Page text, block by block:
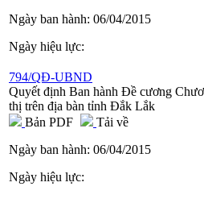
Ngày ban hành: 06/04/2015
Ngày hiệu lực:
794/QĐ-UBND
Quyết định Ban hành Đề cương
thị trên địa bàn tỉnh Đắk Lắk
Bản PDF
Tải về
Ngày ban hành: 06/04/2015
Ngày hiệu lực: